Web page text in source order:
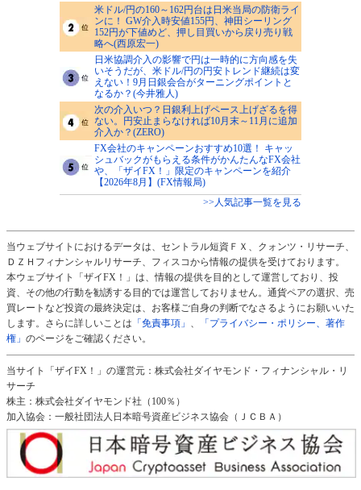
米ドル/円の160～162円台は日米当局の防衛ライ
ンに！ GW介入時安値155円、神田シーリング
152円が下値めど、押し目買いから戻り売り戦
略へ(西原宏一)
日米協調介入の影響で円は一時的に方向感を失
いそうだが、米ドル/円の円安トレンド継続は変
えない！9月日銀会合がターニングポイントと
なるか？(今井雅人)
次の介入いつ？日銀利上げペース上げざるを得
ない。円安止まらなければ10月末～11月に追加
介入か？(ZERO)
FX会社のキャンペーンおすすめ10選！ キャッ
シュバックがもらえる条件がかんたんなFX会社
や、「ザイFX！」限定のキャンペーンを紹介
【2026年8月】(FX情報局)
>>人気記事一覧を見る
当ウェブサイトにおけるデータは、セントラル短資ＦＸ、クォンツ・リサーチ、
ＤＺＨフィナンシャルリサーチ、フィスコから情報の提供を受けております。
本ウェブサイト「ザイFX！」は、情報の提供を目的として運営しており、投
資、その他の行動を勧誘する目的では運営しておりません。通貨ペアの選択、売
買レートなど投資の最終決定は、お客様ご自身の判断でなさるようにお願いいた
します。さらに詳しいことは 「免責事項」 、
「プライバシー・ポリシー、著作
権」 のページをご確認ください。
当サイト「ザイFX！」の運営元：株式会社ダイヤモンド・フィナンシャル・リ
サーチ
株主：株式会社ダイヤモンド社（100％）
加入協会：一般社団法人日本暗号資産ビジネス協会（ＪＣＢＡ）